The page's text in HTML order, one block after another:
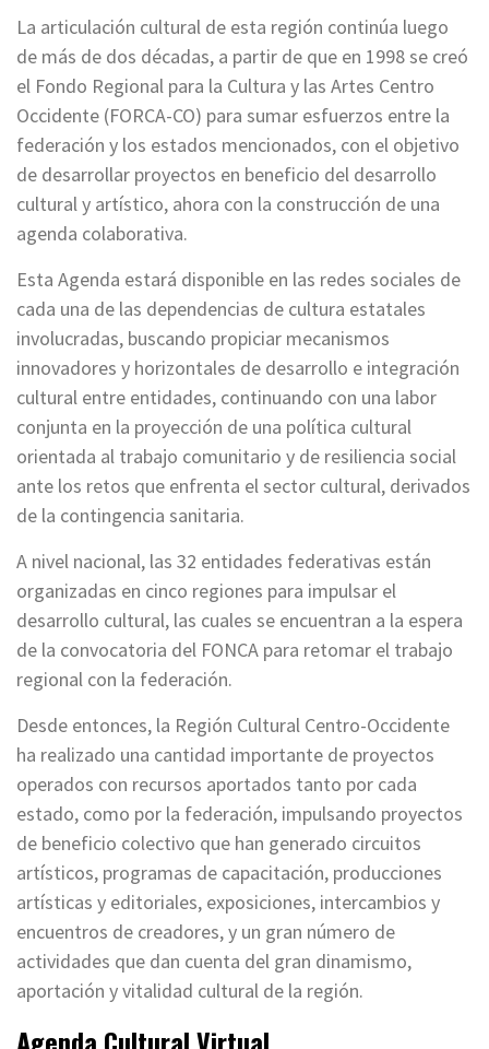
La articulación cultural de esta región continúa luego
de más de dos décadas, a partir de que en 1998 se creó
el Fondo Regional para la Cultura y las Artes Centro
Occidente (FORCA-CO) para sumar esfuerzos entre la
federación y los estados mencionados, con el objetivo
de desarrollar proyectos en beneficio del desarrollo
cultural y artístico, ahora con la construcción de una
agenda colaborativa.
Esta Agenda estará disponible en las redes sociales de
cada una de las dependencias de cultura estatales
involucradas, buscando propiciar mecanismos
innovadores y horizontales de desarrollo e integración
cultural entre entidades, continuando con una labor
conjunta en la proyección de una política cultural
orientada al trabajo comunitario y de resiliencia social
ante los retos que enfrenta el sector cultural, derivados
de la contingencia sanitaria.
A nivel nacional, las 32 entidades federativas están
organizadas en cinco regiones para impulsar el
desarrollo cultural, las cuales se encuentran a la espera
de la convocatoria del FONCA para retomar el trabajo
regional con la federación.
Desde entonces, la Región Cultural Centro-Occidente
ha realizado una cantidad importante de proyectos
operados con recursos aportados tanto por cada
estado, como por la federación, impulsando proyectos
de beneficio colectivo que han generado circuitos
artísticos, programas de capacitación, producciones
artísticas y editoriales, exposiciones, intercambios y
encuentros de creadores, y un gran número de
actividades que dan cuenta del gran dinamismo,
aportación y vitalidad cultural de la región.